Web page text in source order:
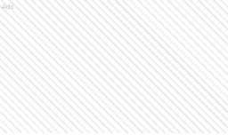
Ads